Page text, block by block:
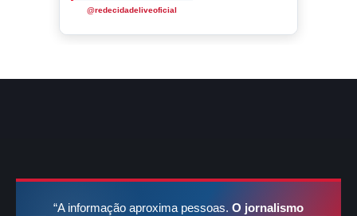
@redecidadeliveoficial
“A informação aproxima pessoas. O jornalismo